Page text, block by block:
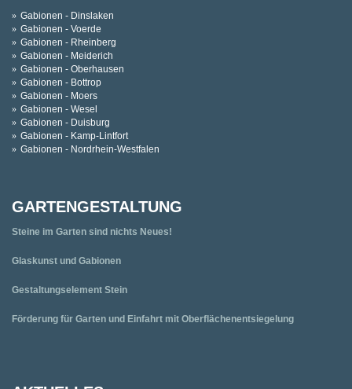
Gabionen - Dinslaken
Gabionen - Voerde
Gabionen - Rheinberg
Gabionen - Meiderich
Gabionen - Oberhausen
Gabionen - Bottrop
Gabionen - Moers
Gabionen - Wesel
Gabionen - Duisburg
Gabionen - Kamp-Lintfort
Gabionen - Nordrhein-Westfalen
GARTENGESTALTUNG
Steine im Garten sind nichts Neues!
Glaskunst und Gabionen
Gestaltungselement Stein
Förderung für Garten und Einfahrt mit Oberflächenentsiegelung